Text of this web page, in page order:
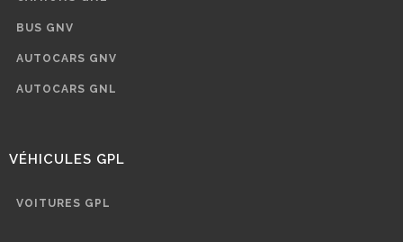
BUS GNV
AUTOCARS GNV
AUTOCARS GNL
VÉHICULES GPL
VOITURES GPL